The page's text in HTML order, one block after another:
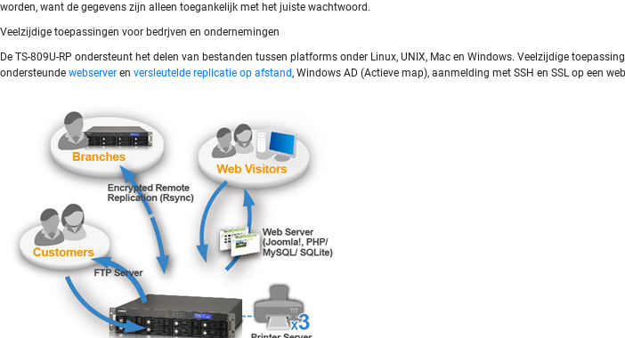
worden, want de gegevens zijn alleen toegankelijk met het juiste wachtwoord.
Veelzijdige toepassingen voor bedrjven en ondernemingen
De TS-809U-RP ondersteunt het delen van bestanden tussen platforms onder Linux, UNIX, Mac en Windows. Veelzijdige
ondersteunde webserver en versleutelde replicatie op afstand, Windows AD (Actieve map), aanmelding met SSH en SSL op een